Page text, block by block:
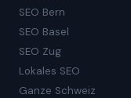
SEO Bern
SEO Basel
SEO Zug
Lokales SEO
Ganze Schweiz